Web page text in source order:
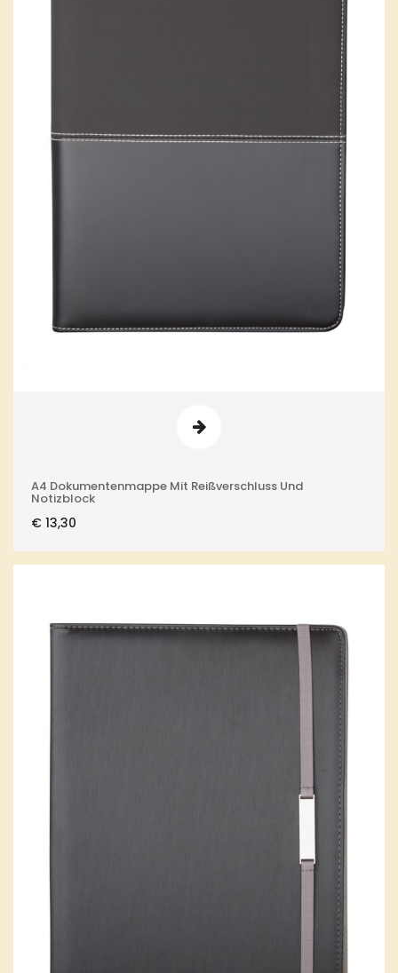
A4 Dokumentenmappe Mit Reißverschluss Und
Notizblock
€ 13,30